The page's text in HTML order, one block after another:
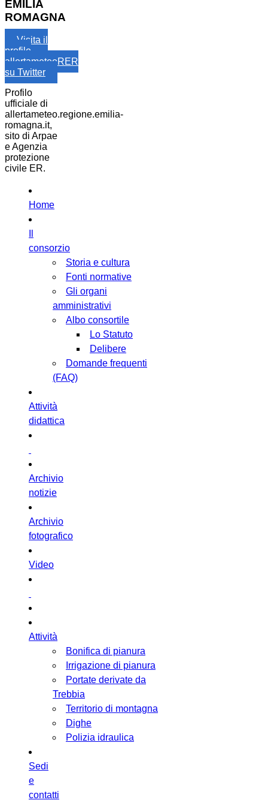
EMILIA
ROMAGNA
Visita il
profilo
allertameteoRER
su Twitter
Profilo
ufficiale di
allertameteo.regione.emilia-
romagna.it,
sito di Arpae
e Agenzia
protezione
civile ER.
Home
consorzio
Storia e cultura
Fonti normative
Gli organi
amministrativi
Albo consortile
Lo Statuto
Delibere
Domande frequenti
(FAQ)
Attività
didattica
Archivio
notizie
Archivio
fotografico
Video
Attività
Bonifica di pianura
Irrigazione di pianura
Portate derivate da
Trebbia
Territorio di montagna
Dighe
Polizia idraulica
Sedi
e
contatti